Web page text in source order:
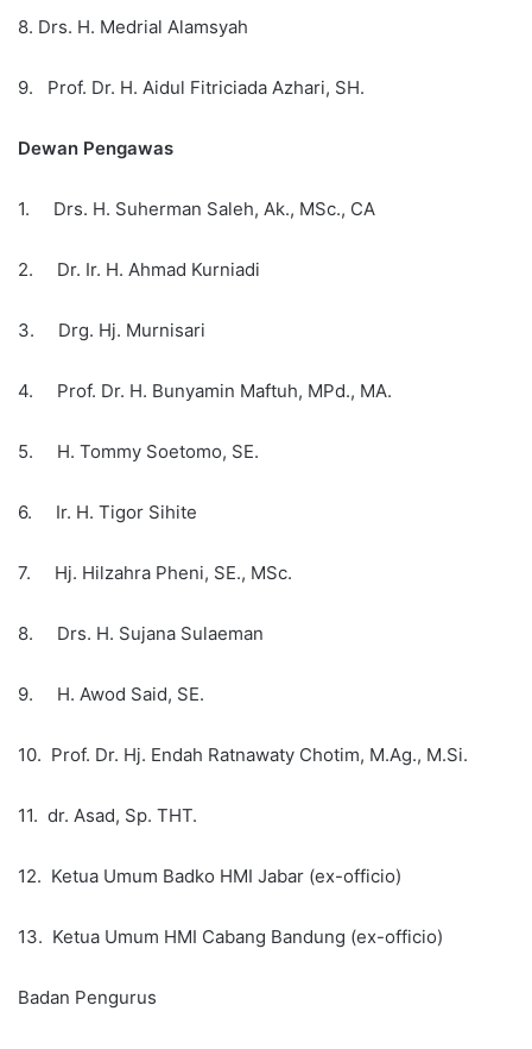
8. Drs. H. Medrial Alamsyah
9. Prof. Dr. H. Aidul Fitriciada Azhari, SH.
Dewan Pengawas
1. Drs. H. Suherman Saleh, Ak., MSc., CA
2. Dr. Ir. H. Ahmad Kurniadi
3. Drg. Hj. Murnisari
4. Prof. Dr. H. Bunyamin Maftuh, MPd., MA.
5. H. Tommy Soetomo, SE.
6. Ir. H. Tigor Sihite
7. Hj. Hilzahra Pheni, SE., MSc.
8. Drs. H. Sujana Sulaeman
9. H. Awod Said, SE.
10. Prof. Dr. Hj. Endah Ratnawaty Chotim, M.Ag., M.Si.
11. dr. Asad, Sp. THT.
12. Ketua Umum Badko HMI Jabar (ex-officio)
13. Ketua Umum HMI Cabang Bandung (ex-officio)
Badan Pengurus